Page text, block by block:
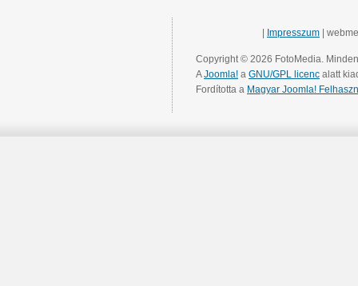
Impresszum |
Copyright © 2026 FotoMedia.
AJoomla! a GNU/GPL licenc alatt
Fordította a Magyar Joomla!